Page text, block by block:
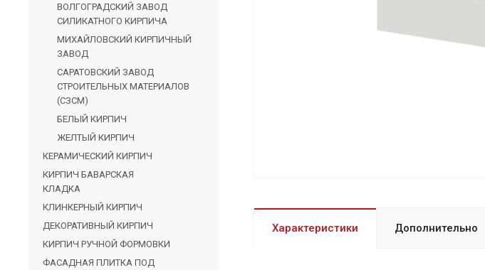
Характеристики Дополнительно
ВОЛГОГРАДСКИЙ ЗАВОД
СИЛИКАТНОГО КИРПИЧА
МИХАЙЛОВСКИЙ КИРПИЧНЫЙ
ЗАВОД
САРАТОВСКИЙ ЗАВОД
СТРОИТЕЛЬНЫХ МАТЕРИАЛОВ
(СЗСМ)
БЕЛЫЙ КИРПИЧ
ЖЕЛТЫЙ КИРПИЧ
КЕРАМИЧЕСКИЙ КИРПИЧ
КИРПИЧ БАВАРСКАЯ
КЛАДКА
КЛИНКЕРНЫЙ КИРПИЧ
ДЕКОРАТИВНЫЙ КИРПИЧ
КИРПИЧ РУЧНОЙ ФОРМОВКИ
ФАСАДНАЯ ПЛИТКА ПОД